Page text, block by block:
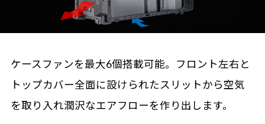
ケースファンを最大6個搭載可能。フロント左右と
トップカバー全面に設けられたスリットから空気
を取り入れ潤沢なエアフローを作り出します。